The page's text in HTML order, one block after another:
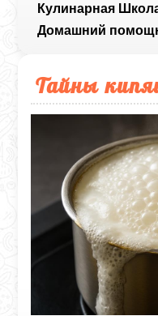
Кулинарная
Домашний
Тайны